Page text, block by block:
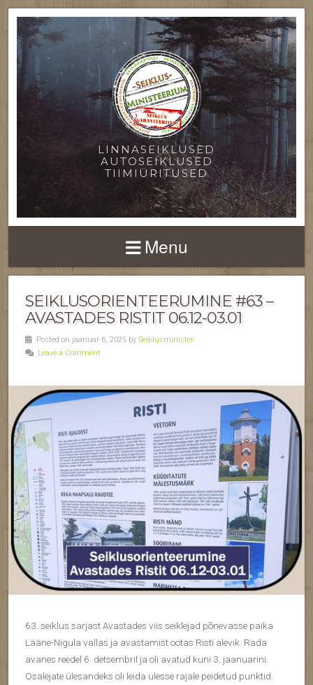
LINNASEIKLUSED
AUTOSEIKLUSED
TIIMIÜRITUSED
Menu
SEIKLUSORIENTEERUMINE #63 –
AVASTADES RISTIT 06.12-03.01
Posted on jaanuar 6, 2025 by Seiklusminister
Leave a Comment
63. seiklus sarjast Avastades viis seiklejad põnevasse paika
Lääne-Nigula vallas ja avastamist ootas Risti alevik. Rada
avanes reedel 6. detsembril ja oli avatud kuni 3. jaanuarini.
Osalejate ülesandeks oli leida ülesse rajale peidetud punktid.